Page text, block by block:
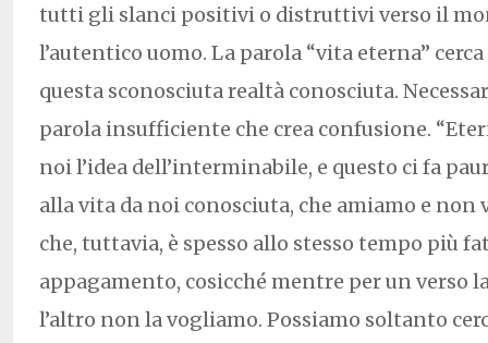
tutti gli slanci positivi o distruttivi verso il
l’autentico uomo. La parola “vita eterna”
questa sconosciuta realtà conosciuta.
parola insufficiente che crea confusione.
noi l’idea dell’interminabile, e questo ci fa
alla vita da noi conosciuta, che amiamo e non
che, tuttavia, è spesso allo stesso tempo più
appagamento, cosicché mentre per un verso
l’altro non la vogliamo. Possiamo soltanto